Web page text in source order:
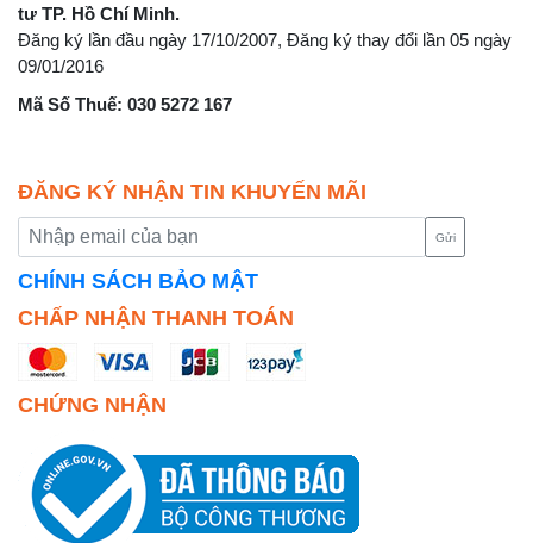
tư TP. Hồ Chí Minh.
Đăng ký lần đầu ngày 17/10/2007, Đăng ký thay đổi lần 05 ngày
09/01/2016
Mã Số Thuế: 030 5272 167
ĐĂNG KÝ NHẬN TIN KHUYẾN MÃI
Gửi
CHÍNH SÁCH BẢO MẬT
CHẤP NHẬN THANH TOÁN
CHỨNG NHẬN